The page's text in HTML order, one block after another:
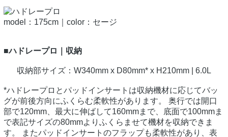
model：175cm｜color：セージ
■ハドレープロ｜収納
収納部サイズ：W340mm x D80mm* x H210mm | 6.0L
*ハドレープロとパッドインサートは収納機材に応じてバッ
グが前後方向にふくらむ柔軟性があります。 奥行では開口
部で120mm、最大に伸ばして160mmまで、底面で100mmま
で表記サイズの80mmよりふくらませて機材を収納できま
す。 またパッドインサートのフラップも柔軟性があり、表